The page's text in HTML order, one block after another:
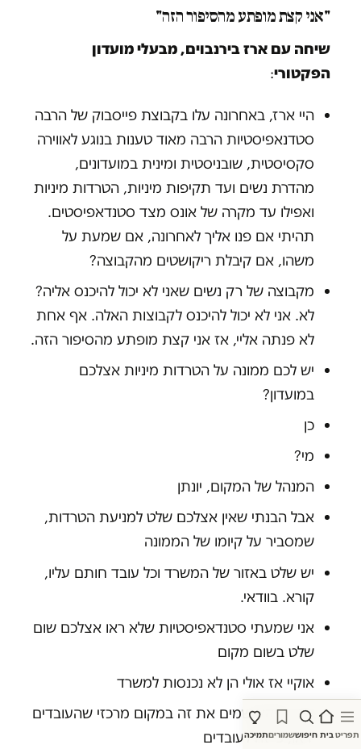
תפריטבית חיפוששמוריםתמיכה
"אני קצת מופתע מהסיפור הזה"
שיחה עם ארז בירנבוים, מבעלי מועדון
הפקטורי:
היי ארז, באחרונה עלו בקבוצת פייסבוק של הרבה
סטדנאפיסטיות הרבה מאוד טענות בנוגע לאווירה
סקסיסטית, שובניסטית ומינית במועדונים,
מהדרת נשים ועד תקיפות מיניות, הטרדות מיניות
ואפילו עד מקרה של אונס מצד סטנדאפיסטים.
תהיתי אם פנו אליך לאחרונה, אם שמעת על
משהו, אם קיבלת ריקושטים מהקבוצה?
מקבוצה של רק נשים שאני לא יכול להיכנס אליה?
לא. אני לא יכול להיכנס לקבוצות האלה. אף אחת
לא פנתה אליי, אז אני קצת מופתע מהסיפור הזה.
יש לכם ממונה על הטרדות מיניות אצלכם
במועדון?
כן
מי?
המנהל של המקום, יונתן
אבל הבנתי שאין אצלכם שלט למניעת הטרדות,
שמסביר על קיומו של הממונה
יש שלט באזור של המשרד וכל עובד חותם עליו,
קורא. בוודאי.
אני שמעתי סטנדאפיסטיות שלא ראו אצלכם שום
שלט בשום מקום
אוקיי אז אולי הן לא נכנסות למשרד
אה. דווקא שמים את זה במקום מרכזי שהעובדים
יראו, כי זה לעובדים